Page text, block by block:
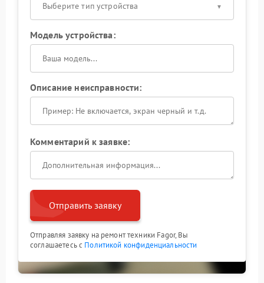
Выберите тип устройства
Модель устройства:
Описание неисправности:
Комментарий к заявке:
Отправить заявку
Отправляя заявку на ремонт техники Fagor, Вы
соглашаетесь с Политикой конфиденциальности